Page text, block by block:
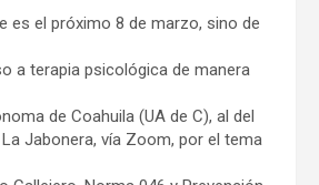
es el próximo 8 de marzo, sino de
a terapia psicológica de manera
de Coahuila (UA de C), al del
Jabonera, vía Zoom, por el tema